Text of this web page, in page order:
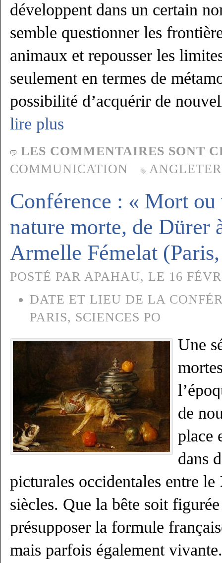
développent dans un certain
semble questionner les
animaux et repousser les
seulement en termes de
possibilité d’acquérir de
lire plus
LES COMMENTAIRES SONT
COMMUNICATION
Conférence : « Mort
nature morte, de Dürer
Armelle Fémelat
POSTÉ PAR APAHAU, LE 16
DATE ET LIEU DE LA
PARIS, SCIENCES PO
Une
de
place
dans
picturales occidentales entre
siècles. Que la bête soit
présupposer la formule
mais parfois également